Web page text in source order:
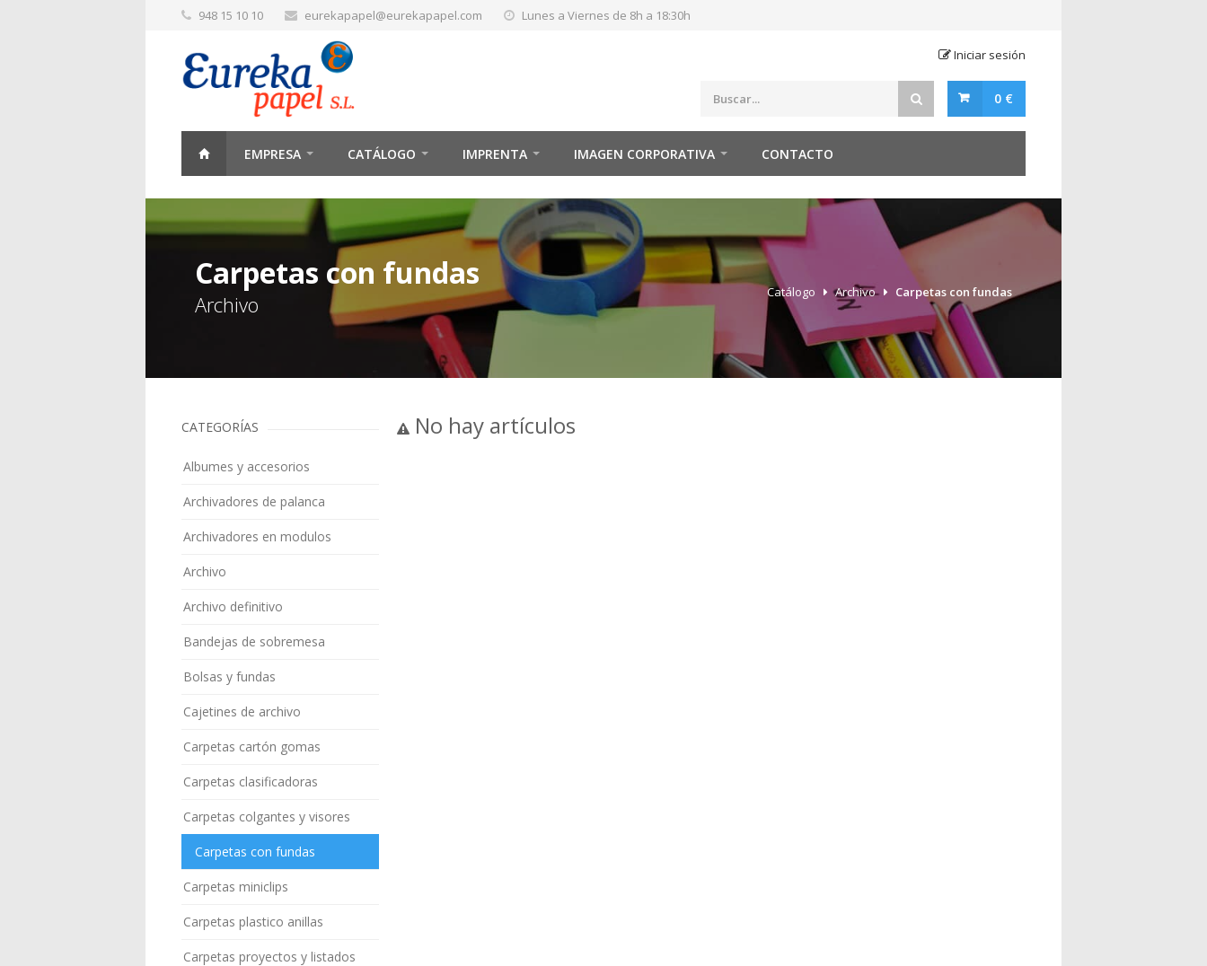
948 15 10 10 eurekapapel@eurekapapel.com Lunes a Viernes de 8h a 18:30h
Iniciar sesión
0 €
EMPRESA CATÁLOGO IMPRENTA IMAGEN CORPORATIVA CONTACTO
Carpetas con fundas
Archivo Catálogo Archivo Carpetas con fundas
CATEGORÍAS
Albumes y accesorios
Archivadores de palanca
Archivadores en modulos
Archivo
Archivo definitivo
Bandejas de sobremesa
Bolsas y fundas
Cajetines de archivo
Carpetas cartón gomas
Carpetas clasificadoras
Carpetas colgantes y visores
Carpetas con fundas
Carpetas miniclips
Carpetas plastico anillas
Carpetas proyectos y listados
No hay artículos